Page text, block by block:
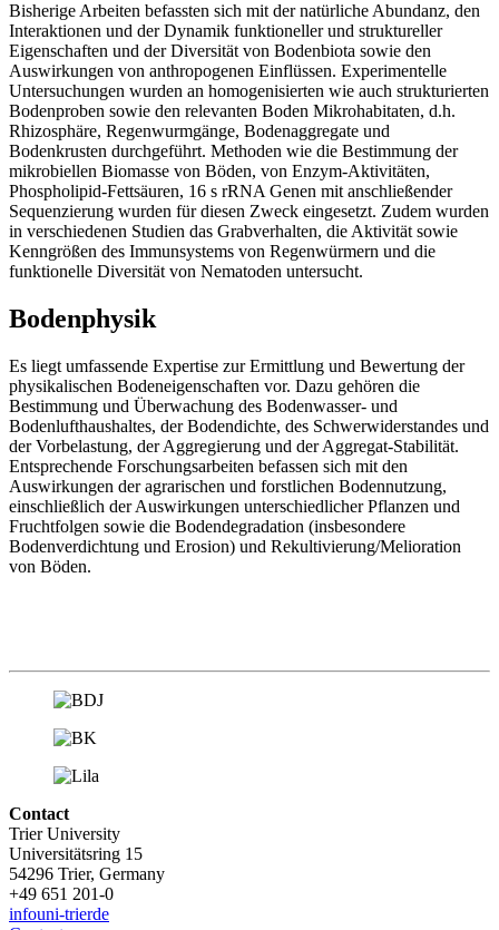
Bisherige Arbeiten befassten sich mit der natürliche Abundanz, den
Interaktionen und der Dynamik funktioneller und struktureller
Eigenschaften und der Diversität von Bodenbiota sowie den
Auswirkungen von anthropogenen Einflüssen. Experimentelle
Untersuchungen wurden an homogenisierten wie auch strukturierten
Bodenproben sowie den relevanten Boden Mikrohabitaten, d.h.
Rhizosphäre, Regenwurmgänge, Bodenaggregate und
Bodenkrusten durchgeführt. Methoden wie die Bestimmung der
mikrobiellen Biomasse von Böden, von Enzym-Aktivitäten,
Phospholipid-Fettsäuren, 16 s rRNA Genen mit anschließender
Sequenzierung wurden für diesen Zweck eingesetzt. Zudem wurden
in verschiedenen Studien das Grabverhalten, die Aktivität sowie
Kenngrößen des Immunsystems von Regenwürmern und die
funktionelle Diversität von Nematoden untersucht.
Bodenphysik
Es liegt umfassende Expertise zur Ermittlung und Bewertung der
physikalischen Bodeneigenschaften vor. Dazu gehören die
Bestimmung und Überwachung des Bodenwasser- und
Bodenlufthaushaltes, der Bodendichte, des Schwerwiderstandes und
der Vorbelastung, der Aggregierung und der Aggregat-Stabilität.
Entsprechende Forschungsarbeiten befassen sich mit den
Auswirkungen der agrarischen und forstlichen Bodennutzung,
einschließlich der Auswirkungen unterschiedlicher Pflanzen und
Fruchtfolgen sowie die Bodendegradation (insbesondere
Bodenverdichtung und Erosion) und Rekultivierung/Melioration
von Böden.
Contact
Trier University
Universitätsring 15
54296 Trier, Germany
+49 651 201-0
infouni-trierde